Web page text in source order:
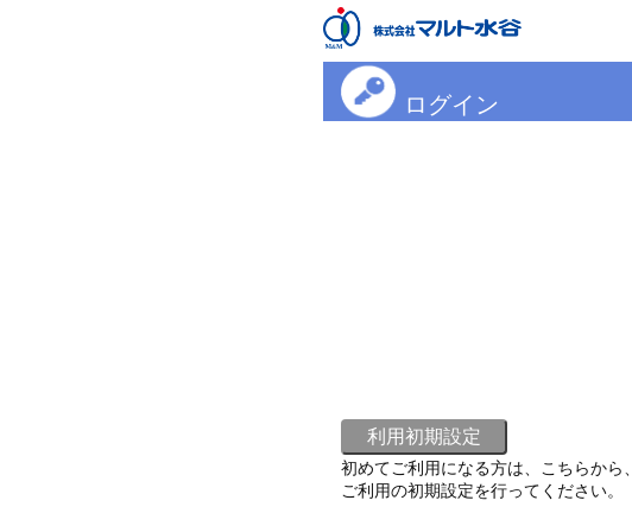
ログイン
初めてご利用になる方は、こちらから、
ご利用の初期設定を行ってください。